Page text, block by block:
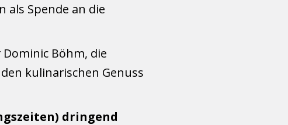
als Spende an die
Böhm, die
kulinarischen Genuss
dringend